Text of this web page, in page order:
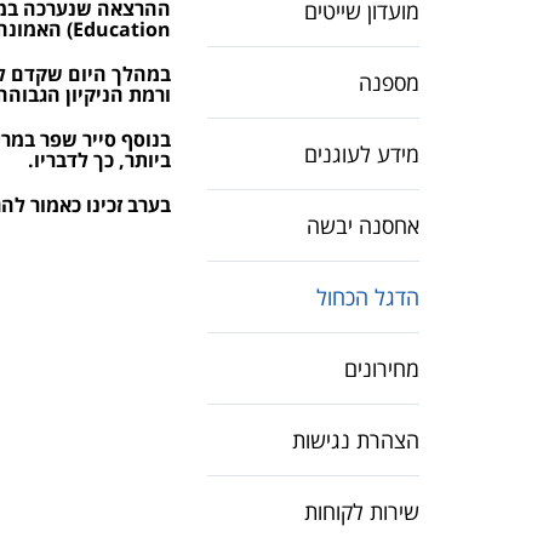
Education) האמונה על הענקת אות ''הדגל הכחול'' לחופים ומרינות ברחבי העולם.
במהלך היום שקדם
ורמת הניקיון
בנוסף סייר שפר
ביותר, כך לדבריו.
בערב זכינו כאמור
מועדון שייטים
מספנה
מידע לעוגנים
אחסנה יבשה
הדגל הכחול
מחירונים
הצהרת נגישות
שירות לקוחות